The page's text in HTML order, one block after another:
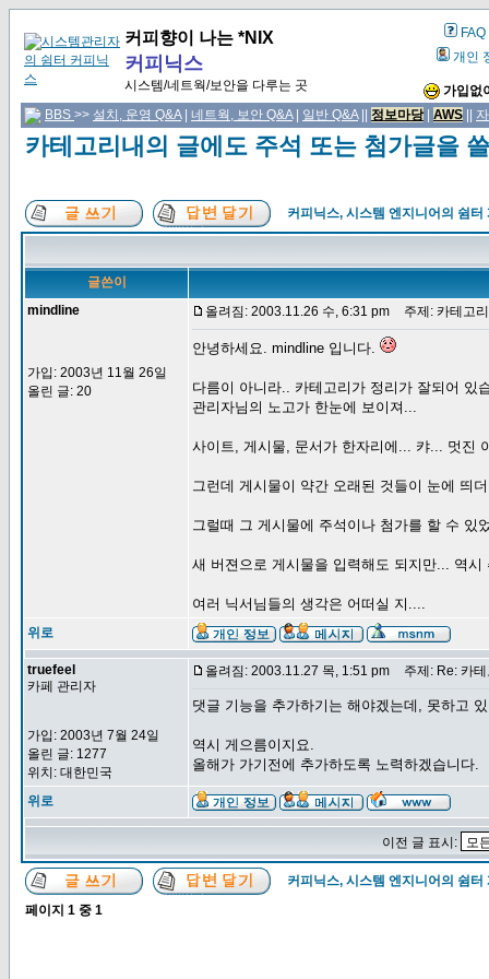
커피향이 나는 *NIX
커피닉스
시스템/네트웍/보안을 다루는 곳
FAQ
개인
가입없
BBS >> 설치, 운영 Q&A| 네트웍, 보안 Q&A| 일반 Q&A|| 정보마당| AWS
카테고리내의 글에도 주석 또는 첨가글을
커피닉스, 시스템 엔지니어의 쉼터
글쓴이
mindline
가입: 2003년 11월 26일
올린 글: 20
올려짐: 2003.11.26 수, 6:31 pm 주제: 카테고
안녕하세요. mindline 입니다.
다름이 아니라.. 카테고리가 정리가 잘되어 있
관리자님의 노고가 한눈에 보이져...
사이트, 게시물, 문서가 한자리에... 캬... 멋진
그런데 게시물이 약간 오래된 것들이 눈에 띄
그럴때 그 게시물에 주석이나 첨가를 할 수 있
새 버젼으로 게시물을 입력해도 되지만... 역시
여러 닉서님들의 생각은 어떠실 지....
위로
truefeel
카페 관리자
가입: 2003년 7월 24일
올린 글: 1277
위치: 대한민국
올려짐: 2003.11.27 목, 1:51 pm 주제: Re: 카
댓글 기능을 추가하기는 해야겠는데, 못하고
역시 게으름이지요.
올해가 가기전에 추가하도록 노력하겠습니다.
위로
이전 글 표시:
커피닉스, 시스템 엔지니어의 쉼터
페이지 1 중 1